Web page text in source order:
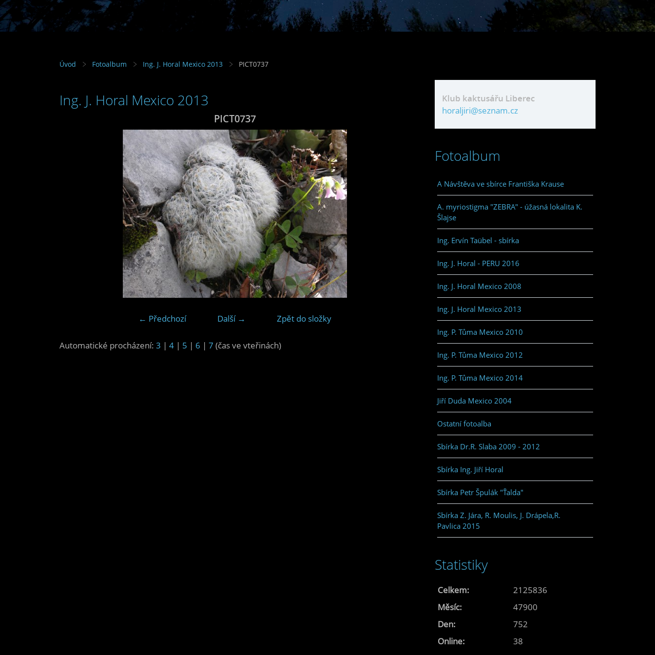
Úvod Fotoalbum Ing. J. Horal Mexico 2013 PICT0737
Ing. J. Horal Mexico 2013
PICT0737
← Předchozí Další → Zpět do složky
Automatické procházení: 3 | 4 | 5 | 6 | 7 (čas ve vteřinách)
Klub kaktusářu Liberec
horaljiri@seznam.cz
Fotoalbum
A Návštěva ve sbírce Františka Krause
A. myriostigma "ZEBRA" - úžasná lokalita K.
Šlajse
Ing. Ervín Taübel - sbírka
Ing. J. Horal - PERU 2016
Ing. J. Horal Mexico 2008
Ing. J. Horal Mexico 2013
Ing. P. Tůma Mexico 2010
Ing. P. Tůma Mexico 2012
Ing. P. Tůma Mexico 2014
Jiří Duda Mexico 2004
Ostatní fotoalba
Sbírka Dr.R. Slaba 2009 - 2012
Sbírka Ing. Jiří Horal
Sbírka Petr Špulák "Ťalda"
Sbírka Z. Jára, R. Moulis, J. Drápela,R.
Pavlica 2015
Statistiky
Online: 38
Celkem:
2125836
Měsíc:
47900
Den:
752